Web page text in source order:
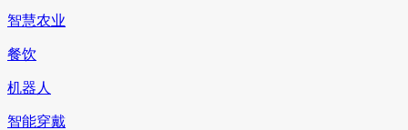
智慧农业
餐饮
机器人
智能穿戴